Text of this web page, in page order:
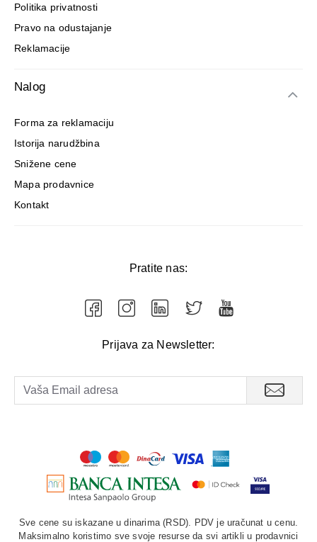
Politika privatnosti
Pravo na odustajanje
Reklamacije
Nalog
Forma za reklamaciju
Istorija narudžbina
Snižene cene
Mapa prodavnice
Kontakt
Pratite nas:
Prijava za Newsletter:
Sve cene su iskazane u dinarima (RSD). PDV je uračunat u cenu.
Maksimalno koristimo sve svoje resurse da svi artikli u prodavnici